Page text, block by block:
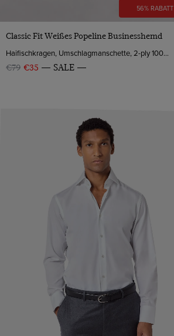
56% RABATT
VORSCHAU
Classic Fit Weißes Popeline Businesshemd
Haifischkragen, Umschlagmanschette, 2-ply 100s Baumwolle
€79 €35 SALE